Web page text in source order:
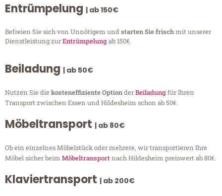
Entrümpelung | ab 150€
Befreien Sie sich von Unnötigem undstarten Sie frischmit unserer
Dienstleistung zurEntrümpelungab 150€.
Beiladung | ab 50€
Nutzen Sie diekosteneffiziente OptionderBeiladungfür Ihren
Transport zwischen Essen und Hildesheim schon ab 50€.
Möbeltransport | ab 80€
Ob ein einzelnes Möbelstück oder mehrere, wir transportieren Ihre
Möbel sicher beim Möbeltransportnach Hildesheim preiswert ab 80€.
Klaviertransport | ab 200€